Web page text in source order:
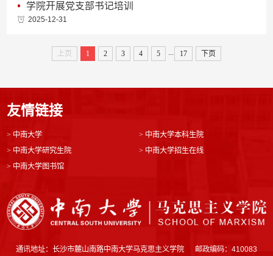
学院开展党支部书记培训
2025-12-31
上页 1 2 3 4 5 ... 17 下页
友情链接
> 中南大学 > 中南大学本科生院
> 中南大学研究生院 > 中南大学招生在线
> 中南大学图书馆
通讯地址：长沙市麓山南路中南大学马克思主义学院
邮政编码：410083